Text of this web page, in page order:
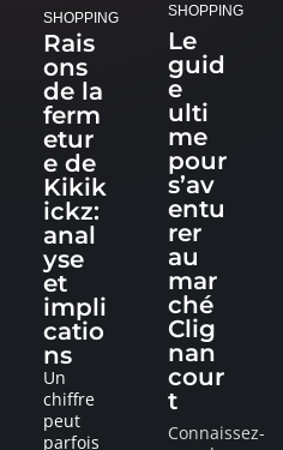
SHOPPING
Rais
ons
de la
ferm
etur
e de
Kikik
ickz:
anal
yse
et
impli
catio
ns
Un
chiffre
peut
parfois
SHOPPING
Le
guid
e
ulti
me
pour
s’av
entu
rer
au
mar
ché
Clig
nan
cour
t
Connaissez-